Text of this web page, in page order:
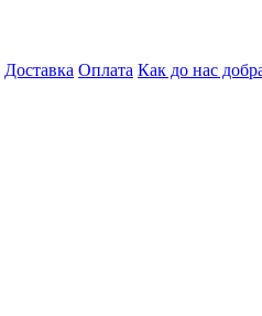
Доставка Оплата Как до нас